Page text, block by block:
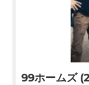
99ホームズ